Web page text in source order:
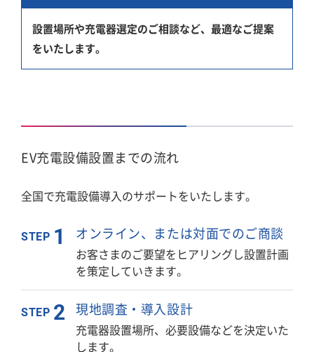
設置場所や充電器選定のご相談など、最適なご提案
をいたします。
EV充電設備設置までの流れ
全国で充電設備導入のサポートをいたします。
STEP 1 オンライン、または対面でのご商談
お客さまのご要望をヒアリングし設置計画
を策定していきます。
STEP 2 現地調査・導入設計
充電器設置場所、必要設備などを決定いた
します。